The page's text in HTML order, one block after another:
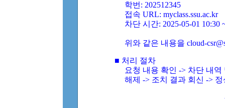
학번: 202512345
접속 URL: myclass.ssu.ac.kr
차단 시간: 2025-05-01 10:30
위와 같은 내용을 cloud-
■ 처리 절차
요청 내용 확인 -> 차단 내
해제 -> 조치 결과 회신 ->